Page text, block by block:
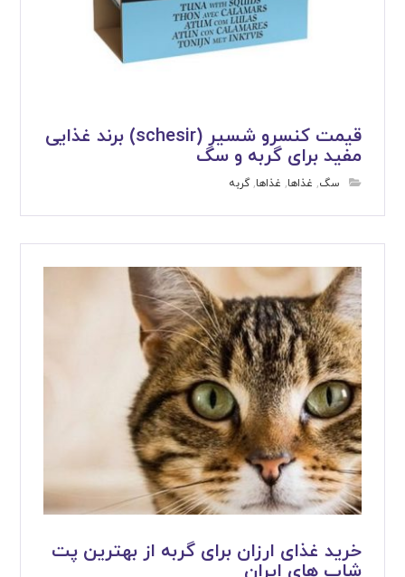
قیمت کنسرو شسیر (schesir) برند غذایی
مفید برای گربه و سگ
سگ, غذاها, غذاها,گربه
خرید غذای ارزان برای گربه از بهترین پت
شاپ های ایران